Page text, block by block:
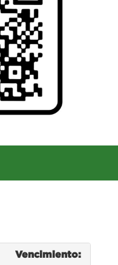
Vencimiento: